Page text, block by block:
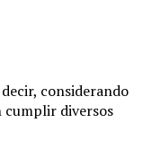
considerando
diversos